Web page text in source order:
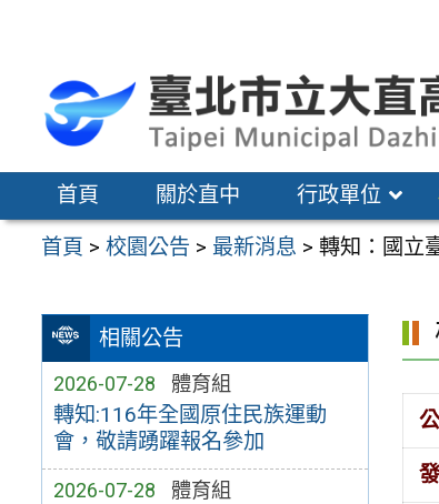
區
首頁 關於直中 行政單位
首頁 >校園公告 > 最新消息 >轉知：國立
相關公告
2026-07-28 體育組
轉知:116年全國原住民族運動
會，敬請踴躍報名參加
2026-07-28 體育組